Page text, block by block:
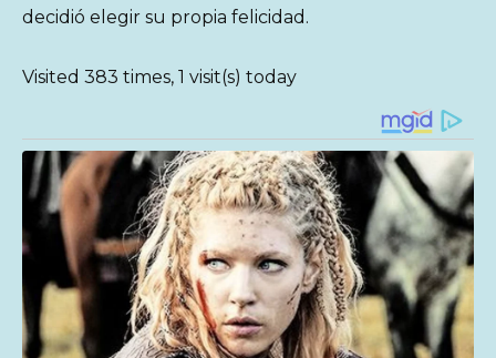
decidió elegir su propia felicidad.
Visited 383 times, 1 visit(s) today